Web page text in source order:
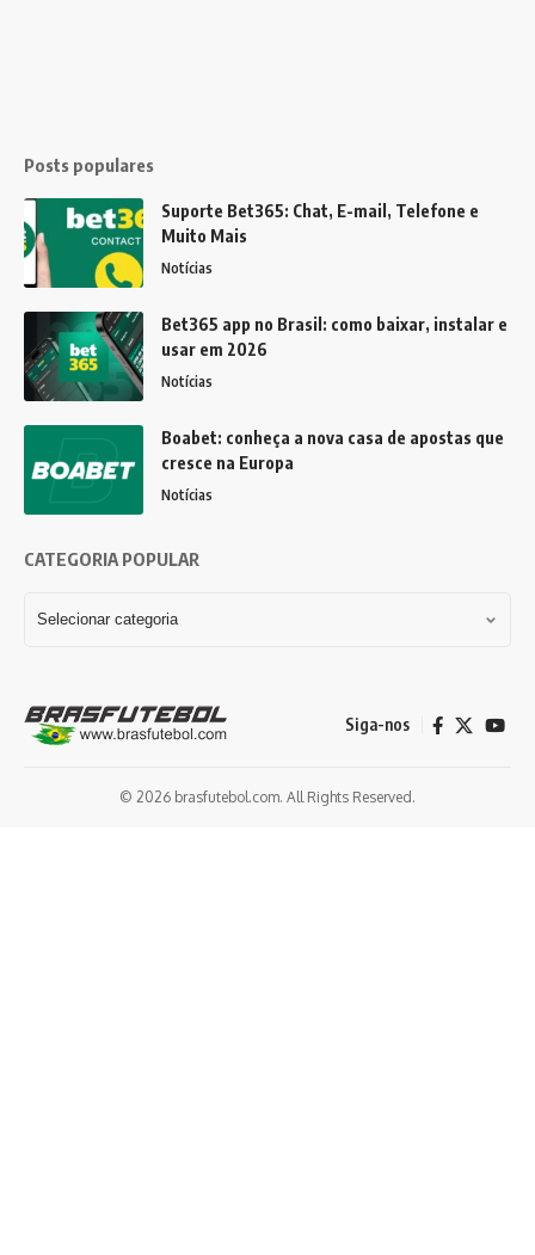
Posts populares
Suporte Bet365: Chat, E-mail, Telefone e
Muito Mais
Notícias
Bet365 app no Brasil: como baixar, instalar e
usar em 2026
Notícias
Boabet: conheça a nova casa de apostas que
cresce na Europa
Notícias
CATEGORIA POPULAR
Siga-nos
© 2026 brasfutebol.com. All Rights Reserved.